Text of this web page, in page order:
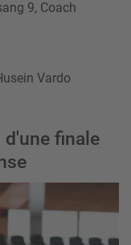
9, Coach
Vardo
finale